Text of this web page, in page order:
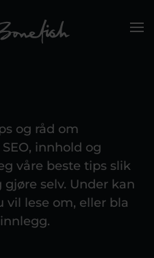
og råd om
innhold og
våre beste tips slik
selv. Under kan
vil lese om, eller bla